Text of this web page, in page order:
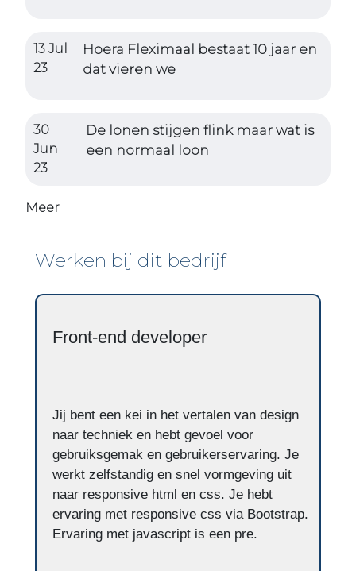
13 Jul
23
Hoera Fleximaal bestaat 10 jaar en
dat vieren we
30
Jun
23
De lonen stijgen flink maar wat is
een normaal loon
Meer
Werken bij dit bedrijf
Front-end developer
Jij bent een kei in het vertalen van design
naar techniek en hebt gevoel voor
gebruiksgemak en gebruikerservaring. Je
werkt zelfstandig en snel vormgeving uit
naar responsive html en css. Je hebt
ervaring met responsive css via Bootstrap.
Ervaring met javascript is een pre.